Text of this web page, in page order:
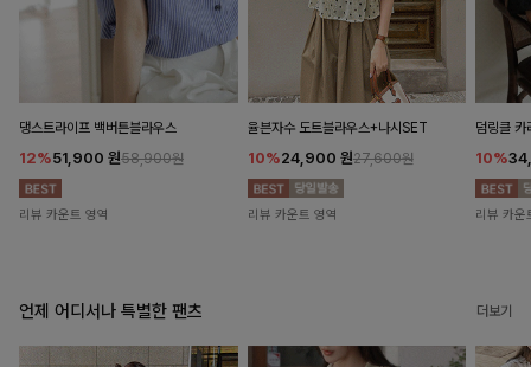
댕스트라이프 백버튼블라우스
12%51,900 원58,900원
리뷰 카운트 영역
율븐자수 도트블라우스+나시SET
10%24,900 원27,600원
리뷰 카운트 영역
덤링클 카
10%
리뷰 카운
언제 어디서나 특별한 팬츠 더보기